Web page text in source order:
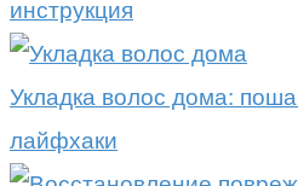
инструкция
Укладка волос дома:
лайфхаки